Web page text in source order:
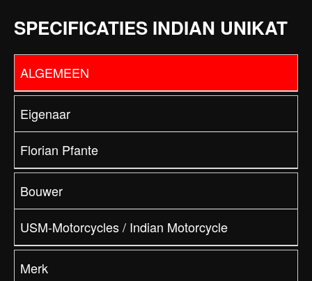
SPECIFICATIES INDIAN UNIKAT
ALGEMEEN
Eigenaar
Florian Pfante
Bouwer
USM-Motorcycles / Indian Motorcycle
Merk